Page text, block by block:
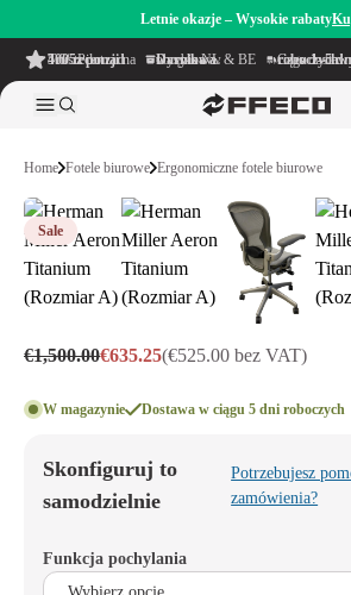
Letnie okazje – Wysokie rabaty
4.6/5
z ponad 500 recenzji
na TrustPilot Darmowa wysyłka
w obrębie NL & BE Czas dostawy w ciągu
1–5 dni roboczych
Home Fotele biurowe Ergonomiczne fotele biurowe
Sale
€1,500.00€635.25(€525.00 bez VAT)
W magazynie Dostawa w ciągu 5 dni roboczych
Skonfiguruj to
samodzielnie
Potrzebujesz
zamówienia?
Funkcja pochylania